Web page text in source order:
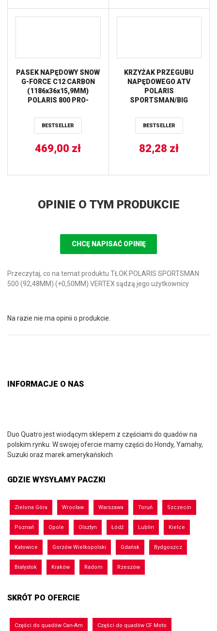
PASEK NAPĘDOWY SNOW
G-FORCE C12 CARBON
(1186x36x15,9MM)
POLARIS 800 PRO-
16-20 (45C4553) GATES
BESTSELLER
469,00 zł
KRZYŻAK PRZEGUBU
NAPĘDOWEGO ATV
POLARIS
SPORTSMAN/BIG
BALLS
BESTSELLER
82,28 zł
OPINIE O TYM PRODUKCIE
CHCĘ NAPISAĆ OPINIĘ
Przeczytaj, co na temat produktu TŁOK POLARIS SPORTSMAN
500 (92,48MM) (+0,50MM) VERTEX sądzą jego użytkownicy
Na razie nie ma opinii o produkcie.
INFORMACJE O NAS
Duo Quatro jest wiodącym sklepem z częściami do quadów na
polskim rynku. W swojej ofercie mamy części do Hondy, Yamahy,
Suzuki oraz marek amerykańskich
GDZIE WYSYŁAMY PACZKI
Zielona Góra Wrocław Warszawa Toruń Szczecin
Poznań Opole Olsztyn Łódź Lublin Kielce
Katowice Gorzów Wielkopolski Gdańsk Bydgoszcz
Białystok Kraków Radom Rzeszów
SKRÓT PO OFERCIE
Części do quadów Can-Am Części do quadów CF Moto